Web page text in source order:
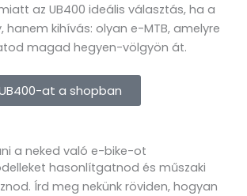
az UB400 ideális választás, ha a
hanem kihívás: olyan e-MTB, amelyre
magad hegyen-völgyön át.
at a shopban
a neked való e-bike-ot
hasonlítgatnod és műszaki
Írd meg nekünk röviden, hogyan